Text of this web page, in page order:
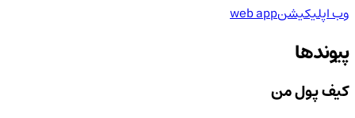
وب اپلیکیشنweb app
پیوندها
کیف پول من